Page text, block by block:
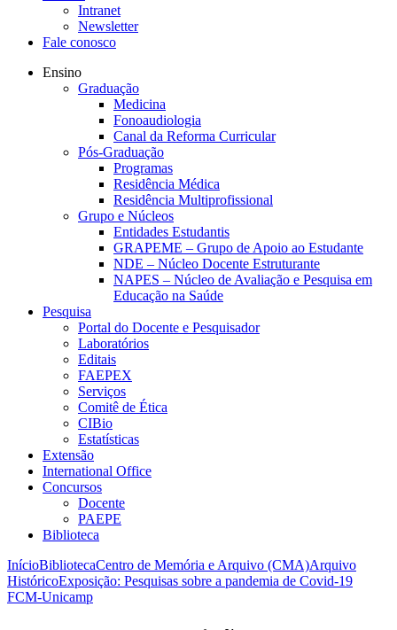
Intranet
Newsletter
Fale conosco
Ensino
Graduação
Medicina
Fonoaudiologia
Canal da Reforma Curricular
Pós-Graduação
Programas
Residência Médica
Residência Multiprofissional
Grupo e Núcleos
Entidades Estudantis
GRAPEME – Grupo de Apoio ao Estudante
NDE – Núcleo Docente Estruturante
NAPES – Núcleo de Avaliação e Pesquisa em
Educação na Saúde
Pesquisa
Portal do Docente e Pesquisador
Laboratórios
Editais
FAEPEX
Serviços
Comitê de Ética
CIBio
Estatísticas
Extensão
International Office
Concursos
Docente
PAEPE
Biblioteca
InícioBibliotecaCentro de Memória e Arquivo (CMA)Arquivo
HistóricoExposição: Pesquisas sobre a pandemia de Covid-19
FCM-Unicamp